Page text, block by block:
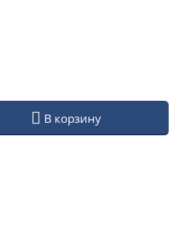
В корзину